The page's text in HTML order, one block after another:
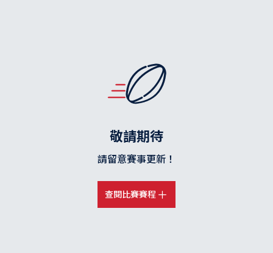
敬請期待
請留意賽事更新！
查閱比賽賽程